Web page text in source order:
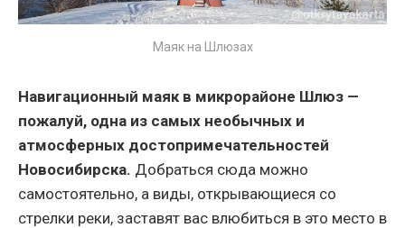
Маяк на Шлюзах
Навигационный маяк в микрорайоне Шлюз —
пожалуй, одна из самых необычных и
атмосферных достопримечательностей
Новосибирска. Добраться сюда можно
самостоятельно, а виды, открывающиеся со
стрелки реки, заставят вас влюбиться в это место в